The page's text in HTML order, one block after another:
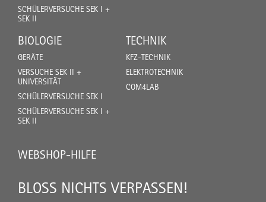
SCHÜLERVERSUCHE SEK I +
SEK II
BIOLOGIE
GERÄTE
VERSUCHE SEK II +
UNIVERSITÄT
SCHÜLERVERSUCHE SEK I
SCHÜLERVERSUCHE SEK I +
SEK II
TECHNIK
KFZ-TECHNIK
ELEKTROTECHNIK
COM4LAB
WEBSHOP-HILFE
BLOSS NICHTS VERPASSEN!